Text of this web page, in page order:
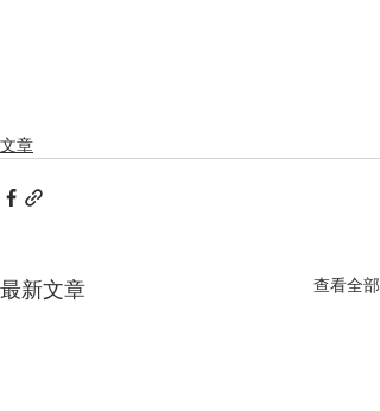
文章
最新文章 查看全部